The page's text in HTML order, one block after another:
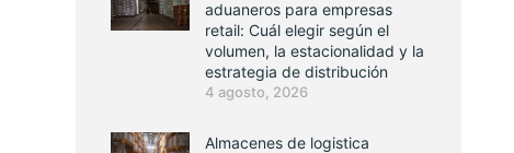
aduaneros para empresas
retail: Cuál elegir según el
volumen, la estacionalidad y la
estrategia de distribución
4 agosto, 2026
Almacenes de logistica